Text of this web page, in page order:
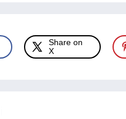
Share on
X